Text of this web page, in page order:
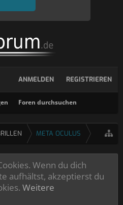
Foren durchsuchen
ANMELDEN REGISTRIEREN
META OCULUS
Wenn du dich
aufhältst, akzeptierst du
Weitere